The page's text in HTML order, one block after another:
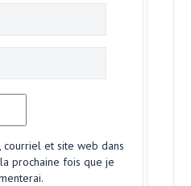
courriel et site web dans
prochaine fois que je